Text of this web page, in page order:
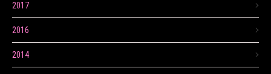
2017
2016
2014